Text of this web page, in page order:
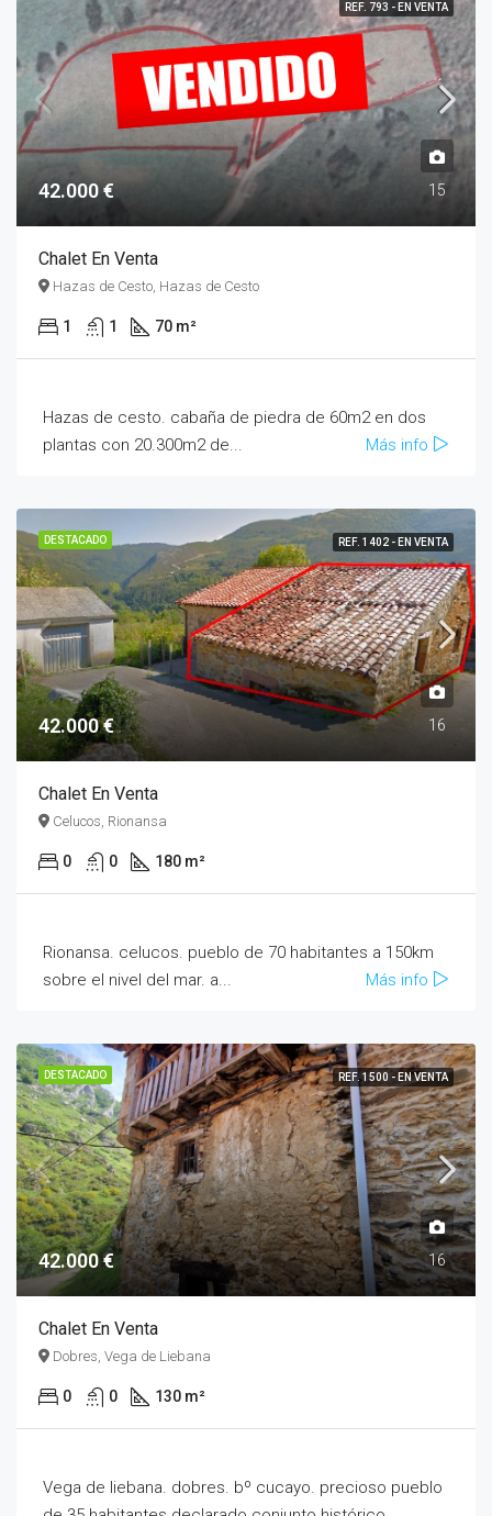
REF. 793 - EN VENTA
42.000 € 15
Chalet En Venta
Hazas de Cesto, Hazas de Cesto
1 1 70 m²
Hazas de cesto. cabaña de piedra de 60m2 en dos
plantas con 20.300m2 de...
Más info
DESTACADO REF. 1402 - EN VENTA
42.000 € 16
Chalet En Venta
Celucos, Rionansa
0 0 180 m²
Rionansa. celucos. pueblo de 70 habitantes a 150km
sobre el nivel del mar. a...
Más info
DESTACADO REF. 1500 - EN VENTA
42.000 € 16
Chalet En Venta
Dobres, Vega de Liebana
0 0 130 m²
Vega de liebana. dobres. bº cucayo. precioso pueblo